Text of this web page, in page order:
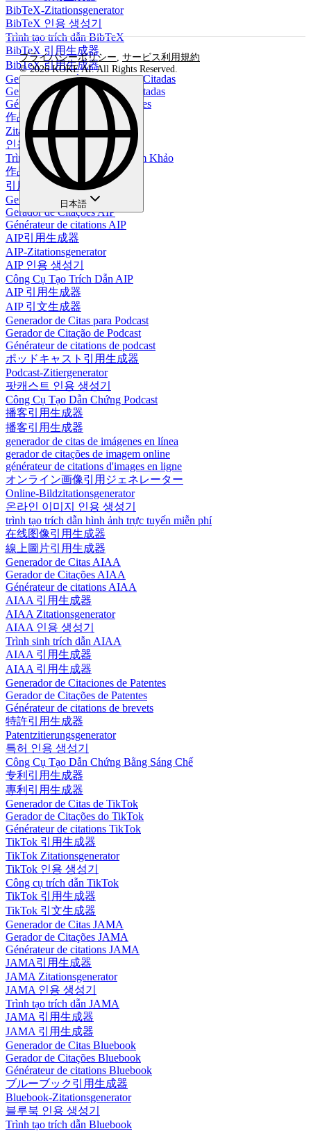
BibTeX-Zitationsgenerator
BibTeX 인용 생성기
Trình tạo trích dẫn BibTeX
BibTeX 引用生成器
BibTeX 引用生成器
Generador de Página de Obras Citadas
Gerador de Página de Obras Citadas
Générateur de page de références
作品引用ページ生成器
Zitationsseite Generator
인용 페이지 생성기
Trình Tạo Trang Tài Liệu Tham Khảo
作品引用页生成器
引用頁面生成器
Generador de Citas AIP
Gerador de Citações AIP
Générateur de citations AIP
AIP引用生成器
AIP-Zitationsgenerator
AIP 인용 생성기
Công Cụ Tạo Trích Dẫn AIP
AIP 引用生成器
AIP 引文生成器
Generador de Citas para Podcast
Gerador de Citação de Podcast
Générateur de citations de podcast
ポッドキャスト引用生成器
Podcast-Zitiergenerator
팟캐스트 인용 생성기
Công Cụ Tạo Dẫn Chứng Podcast
播客引用生成器
播客引用生成器
generador de citas de imágenes en línea
gerador de citações de imagem online
générateur de citations d'images en ligne
オンライン画像引用ジェネレーター
Online-Bildzitationsgenerator
온라인 이미지 인용 생성기
trình tạo trích dẫn hình ảnh trực tuyến miễn phí
在线图像引用生成器
線上圖片引用生成器
Generador de Citas AIAA
Gerador de Citações AIAA
Générateur de citations AIAA
AIAA 引用生成器
AIAA Zitationsgenerator
AIAA 인용 생성기
Trình sinh trích dẫn AIAA
AIAA 引用生成器
AIAA 引用生成器
Generador de Citaciones de Patentes
Gerador de Citações de Patentes
Générateur de citations de brevets
特許引用生成器
Patentzitierungsgenerator
특허 인용 생성기
Công Cụ Tạo Dẫn Chứng Bằng Sáng Chế
专利引用生成器
專利引用生成器
Generador de Citas de TikTok
Gerador de Citações do TikTok
Générateur de citations TikTok
TikTok 引用生成器
TikTok Zitationsgenerator
TikTok 인용 생성기
Công cụ trích dẫn TikTok
TikTok 引用生成器
TikTok 引文生成器
Generador de Citas JAMA
Gerador de Citações JAMA
Générateur de citations JAMA
JAMA引用生成器
JAMA Zitationsgenerator
JAMA 인용 생성기
Trình tạo trích dẫn JAMA
JAMA 引用生成器
JAMA 引用生成器
Generador de Citas Bluebook
Gerador de Citações Bluebook
Générateur de citations Bluebook
ブルーブック引用生成器
Bluebook-Zitationsgenerator
블루북 인용 생성기
Trình tạo trích dẫn Bluebook
プライバシーポリシー, サービス利用規約
© 2026 KOKE AI. All Rights Reserved.
日本語